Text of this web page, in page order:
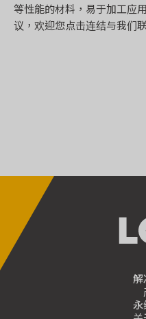
等性能的材料，易于加工应
议，欢迎您点击连结与我们
解
永